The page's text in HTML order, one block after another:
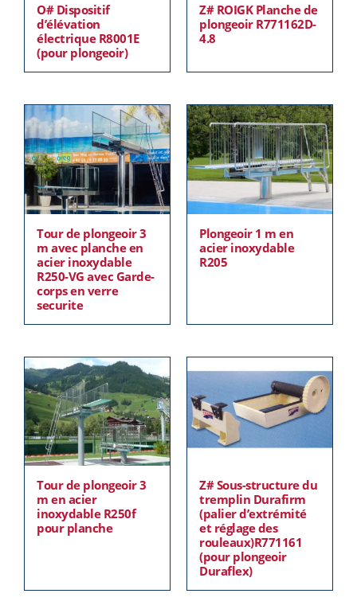
O# Dispositif
d’élévation
électrique R8001E
(pour plongeoir)
Z# ROIGK Planche de
plongeoir R771162D-
4.8
Tour de plongeoir 3
m avec planche en
acier inoxydable
R250-VG avec Garde-
corps en verre
securite
Plongeoir 1 m en
acier inoxydable
R205
Tour de plongeoir 3
m en acier
inoxydable R250f
pour planche
Z# Sous-structure du
tremplin Durafirm
(palier d’extrémité
et réglage des
rouleaux)R771161
(pour plongeoir
Duraflex)